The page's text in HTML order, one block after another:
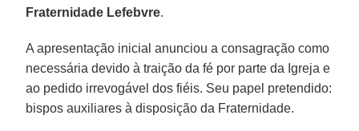
Fraternidade Lefebvre.
A apresentação inicial anunciou a consagração como
necessária devido à traição da fé por parte da Igreja e
ao pedido irrevogável dos fiéis. Seu papel pretendido:
bispos auxiliares à disposição da Fraternidade.